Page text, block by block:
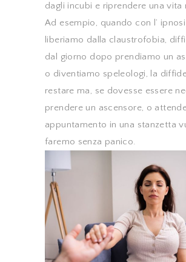
dagli incubi e riprendere una vita
Ad esempio, quando con l’
liberiamo dalla claustrofobia,
dal giorno dopo prendiamo un
o diventiamo speleologi, la
restare ma, se dovesse essere
prendere un ascensore, o
appuntamento in una stanzetta
faremo senza panico.